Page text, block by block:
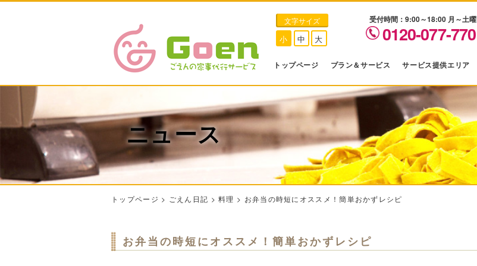
文字サイズ
小 中 大
受付時間：9:00～18:00 月～土曜
0120-077-770
トップページ プラン＆サービス サービス提供エリア
ニュース
トップページ > ごえん日記 >料理 > お弁当の時短にオススメ！簡単おかずレシピ
お弁当の時短にオススメ！簡単おかずレシピ